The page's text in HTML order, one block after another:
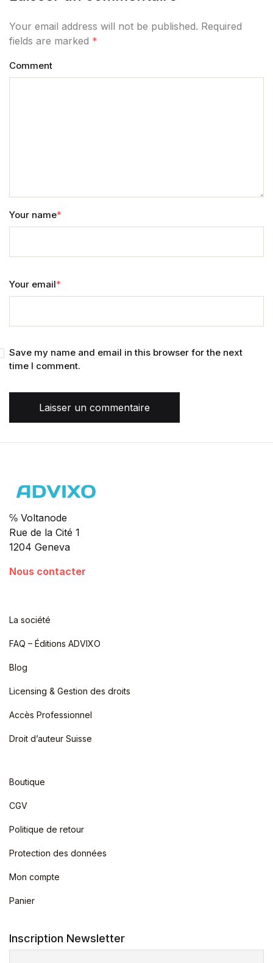
Your email address will not be published. Required
fields are marked *
Comment
Your name*
Your email*
Save my name and email in this browser for the next
time I comment.
Laisser un commentaire
℅ Voltanode
Rue de la Cité 1
1204 Geneva
Nous contacter
La société
FAQ – Éditions ADVIXO
Blog
Licensing & Gestion des droits
Accès Professionnel
Droit d’auteur Suisse
Boutique
CGV
Politique de retour
Protection des données
Mon compte
Panier
Inscription Newsletter